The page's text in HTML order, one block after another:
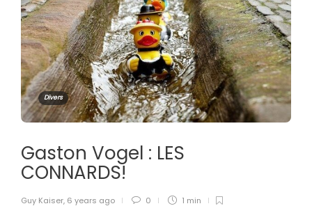
Divers
Gaston Vogel : LES
CONNARDS!
Guy Kaiser, 6 years ago 0 1 min